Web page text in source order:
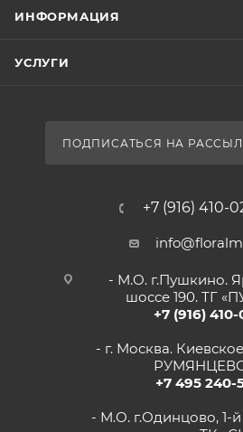
ИНФОРМАЦИЯ
УСЛУГИ
ПОДПИСАТЬСЯ НА
+7 (916) 410-
- М.О. г.Пушкино.
шоссе 190. ТГ
+7 (916)
- г. Москва.
+7 495 240-
- М.О. г.Одинцово, 1-